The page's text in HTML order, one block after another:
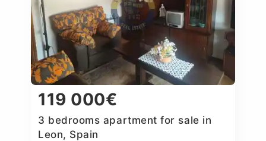
119 000€
3 bedrooms apartment for sale in
Leon, Spain